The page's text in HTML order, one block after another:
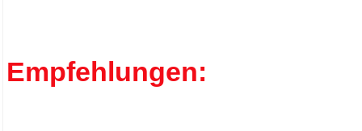
Empfehlungen: